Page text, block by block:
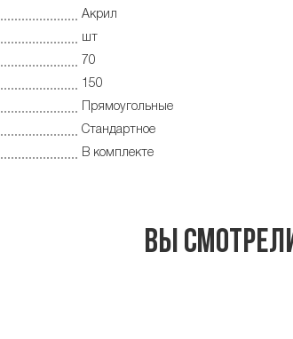
Акрил
шт
70
150
Прямоугольные
Стандартное
В комплекте
Вы